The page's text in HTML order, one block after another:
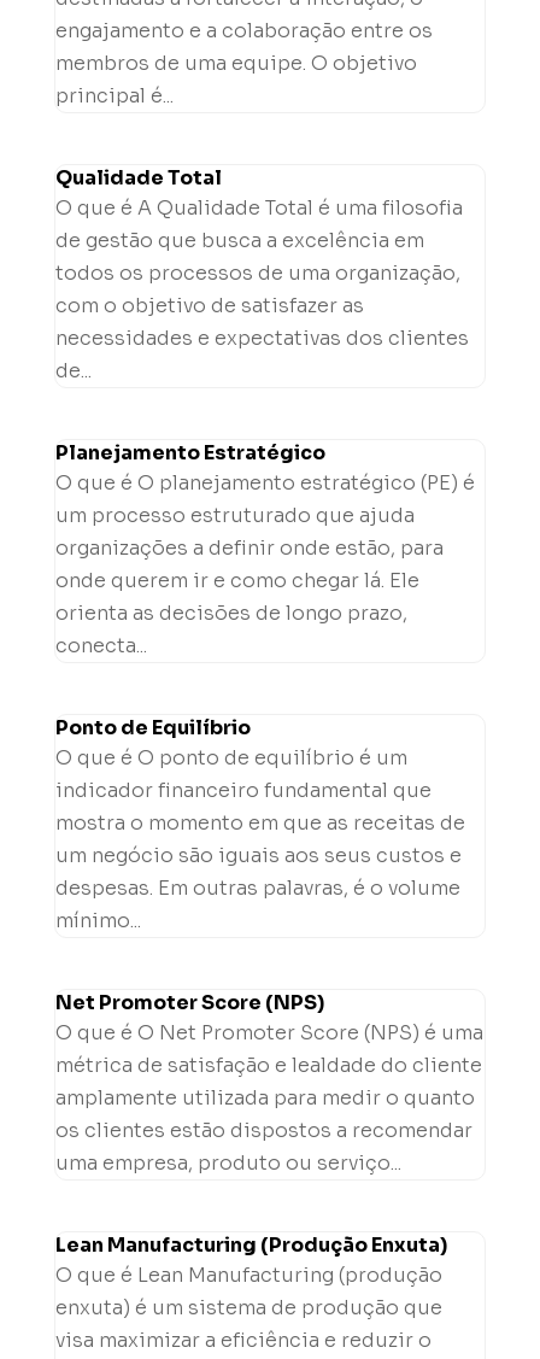
engajamento e a colaboração entre os
membros de uma equipe. O objetivo
principal é...
Qualidade Total
O que é A Qualidade Total é uma filosofia
de gestão que busca a excelência em
todos os processos de uma organização,
com o objetivo de satisfazer as
necessidades e expectativas dos clientes
de...
Planejamento Estratégico
O que é O planejamento estratégico (PE) é
um processo estruturado que ajuda
organizações a definir onde estão, para
onde querem ir e como chegar lá. Ele
orienta as decisões de longo prazo,
conecta...
Ponto de Equilíbrio
O que é O ponto de equilíbrio é um
indicador financeiro fundamental que
mostra o momento em que as receitas de
um negócio são iguais aos seus custos e
despesas. Em outras palavras, é o volume
mínimo...
Net Promoter Score (NPS)
O que é O Net Promoter Score (NPS) é uma
métrica de satisfação e lealdade do cliente
amplamente utilizada para medir o quanto
os clientes estão dispostos a recomendar
uma empresa, produto ou serviço...
Lean Manufacturing (Produção Enxuta)
O que é Lean Manufacturing (produção
enxuta) é um sistema de produção que
visa maximizar a eficiência e reduzir o